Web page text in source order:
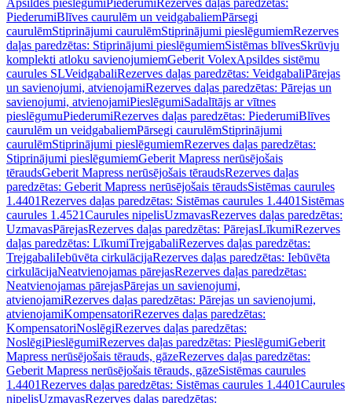
Apsildes pieslēgumiPiederumiRezerves daļas paredzētas:
PiederumiBlīves caurulēm un veidgabaliemPārsegi
caurulēmStiprinājumi caurulēmStiprinājumi pieslēgumiemRezerves
daļas paredzētas: Stiprinājumi pieslēgumiemSistēmas blīvesSkrūvju
komplekti atloku savienojumiemGeberit VolexApsildes sistēmu
caurules SLVeidgabaliRezerves daļas paredzētas: VeidgabaliPārejas
un savienojumi, atvienojamiRezerves daļas paredzētas: Pārejas un
savienojumi, atvienojamiPieslēgumiSadalītājs ar vītnes
pieslēgumuPiederumiRezerves daļas paredzētas: PiederumiBlīves
caurulēm un veidgabaliemPārsegi caurulēmStiprinājumi
caurulēmStiprinājumi pieslēgumiemRezerves daļas paredzētas:
Stiprinājumi pieslēgumiemGeberit Mapress nerūsējošais
tēraudsGeberit Mapress nerūsējošais tēraudsRezerves daļas
paredzētas: Geberit Mapress nerūsējošais tēraudsSistēmas caurules
1.4401Rezerves daļas paredzētas: Sistēmas caurules 1.4401 Sistēmas
caurules 1.4521Caurules nipelisUzmavasRezerves daļas paredzētas:
UzmavasPārejasRezerves daļas paredzētas: PārejasLīkumiRezerves
daļas paredzētas: LīkumiTrejgabaliRezerves daļas paredzētas:
TrejgabaliIebūvēta cirkulācijaRezerves daļas paredzētas: Iebūvēta
cirkulācijaNeatvienojamas pārejasRezerves daļas paredzētas:
Neatvienojamas pārejasPārejas un savienojumi,
atvienojamiRezerves daļas paredzētas: Pārejas un savienojumi,
atvienojamiKompensatoriRezerves daļas paredzētas:
KompensatoriNoslēgiRezerves daļas paredzētas:
NoslēgiPieslēgumiRezerves daļas paredzētas: PieslēgumiGeberit
Mapress nerūsējošais tērauds, gāzeRezerves daļas paredzētas:
Geberit Mapress nerūsējošais tērauds, gāzeSistēmas caurules
1.4401Rezerves daļas paredzētas: Sistēmas caurules 1.4401Caurules
nipelisUzmavasRezerves daļas paredzētas: